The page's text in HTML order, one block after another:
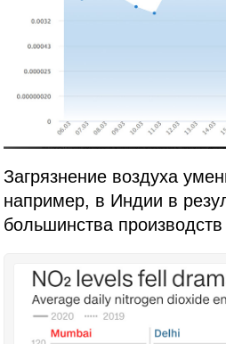
Загрязнение воздуха
например, в Индии в
большинства